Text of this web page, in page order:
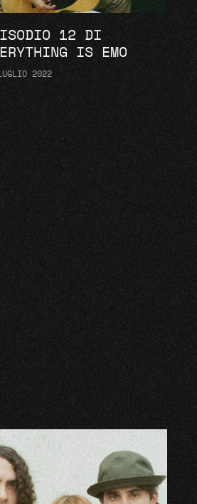
12 DI
IS EMO
2022